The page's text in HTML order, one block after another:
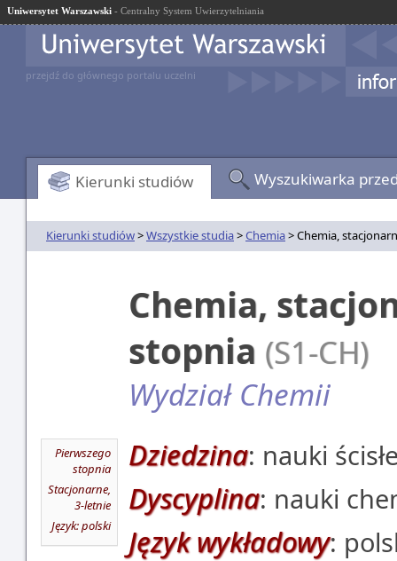
Uniwersytet Warszawski - Centralny System Uwierzytelniania
przejdź do głównego portalu uczelni
Kierunki studiów Wyszukiwarka
Kierunki studiów>Wszystkie studia>Chemia> Chemia,
Chemia,
stopnia (S1-CH)
Wydział Chemii
Pierwszego
stopnia
Stacjonarne,
3-letnie
Język: polski
Dziedzina: nauki
Dyscyplina: nauki
Język wykładowy: